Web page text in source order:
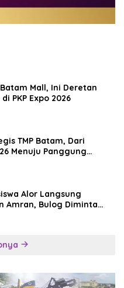
Mall, Ini Deretan
PKP Expo 2026
TMP Batam, Dari
Menuju Panggung
Alor Langsung
Amran, Bulog Diminta